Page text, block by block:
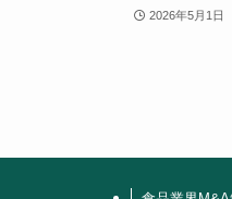
2026年5月1日